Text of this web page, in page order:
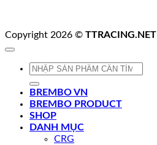
Copyright 2026 © TTRACING.NET
Tìm
BREMBO VN
BREMBO PRODUCT
SHOP
DANH MỤC
CRG